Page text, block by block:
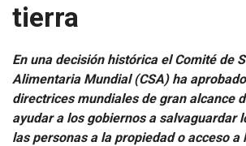
tierra
En una decisión histórica el Comité de
Alimentaria Mundial (CSA) ha
directrices mundiales de gran alcance
ayudar a los gobiernos a salvaguardar
las personas a la propiedad o acceso a